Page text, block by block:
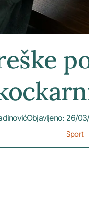
Objavljeno: 26/
Sport